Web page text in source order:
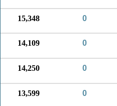
0
15,348
0
14,109
0
14,250
0
13,599